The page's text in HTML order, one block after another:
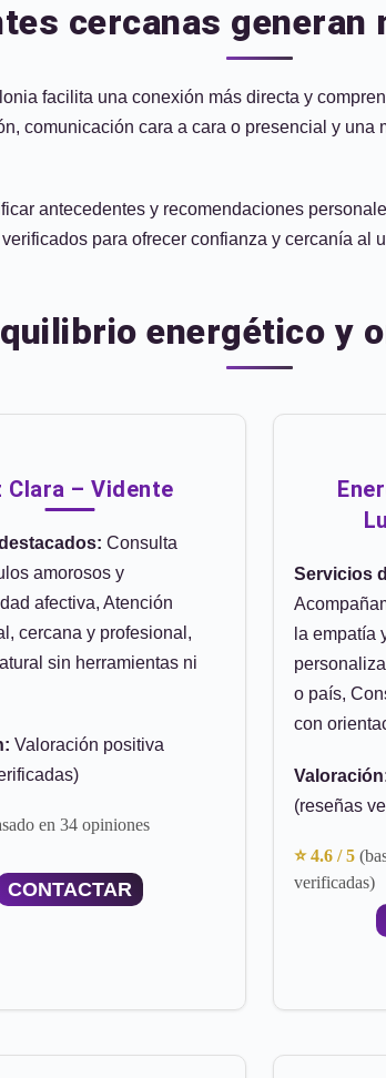
cercanas generan
facilita una conexión más directa y
comunicación cara a cara o presencial y
antecedentes y recomendaciones
para ofrecer confianza y cercanía al
energético y
Clara – Vidente
Consulta
amorosos y
afectiva, Atención
cercana y profesional,
sin herramientas ni
Valoración positiva
en 34 opiniones
CONTACTAR
Servicios
la empatía
o país,
con
(reseñas
⭐ 4.6 / 5
verificadas)